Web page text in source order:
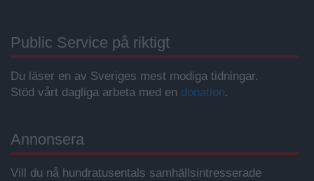
Public Service på riktigt
Du läser en av Sveriges mest modiga tidningar.
Stöd vårt dagliga arbeta med en donation.
Annonsera
Vill du nå hundratusentals samhällsintresserade